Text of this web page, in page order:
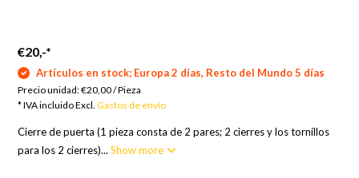
€20,-*
Artículos en stock; Europa 2 días, Resto del Mundo 5 días
Precio unidad:€20,00/Pieza
* IVA incluido Excl.Gastos de envío
Cierre de puerta (1 pieza consta de 2 pares; 2 cierres y los tornillos
para los 2 cierres)...Show more